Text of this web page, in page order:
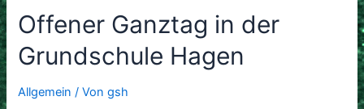
Offener Ganztag in der
Grundschule Hagen
Allgemein / Vongsh